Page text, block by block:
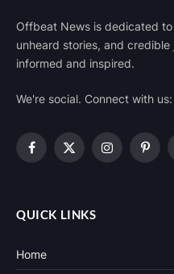
Offbeat News is dedicated
unheard stories, and
informed and inspired.
We're social. Connect with us:
Facebook
X
Instagram
QUICK LINKS
Home